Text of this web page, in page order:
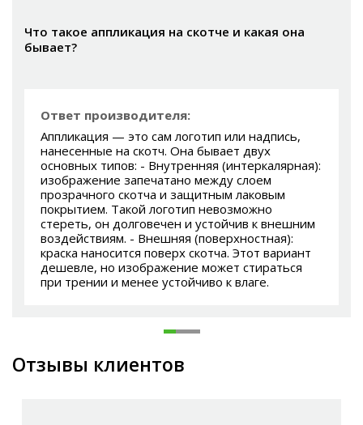
Что такое аппликация на скотче и какая она
бывает?
Ответ производителя:
Аппликация — это сам логотип или надпись,
нанесенные на скотч. Она бывает двух
основных типов: - Внутренняя (интеркалярная):
изображение запечатано между слоем
прозрачного скотча и защитным лаковым
покрытием. Такой логотип невозможно
стереть, он долговечен и устойчив к внешним
воздействиям. - Внешняя (поверхностная):
краска наносится поверх скотча. Этот вариант
дешевле, но изображение может стираться
при трении и менее устойчиво к влаге.
Отзывы клиентов